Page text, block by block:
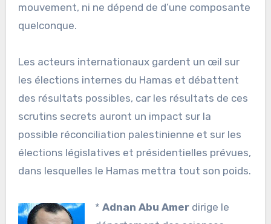
mouvement, ni ne dépend de d’une composante
quelconque.
Les acteurs internationaux gardent un œil sur
les élections internes du Hamas et débattent
des résultats possibles, car les résultats de ces
scrutins secrets auront un impact sur la
possible réconciliation palestinienne et sur les
élections législatives et présidentielles prévues,
dans lesquelles le Hamas mettra tout son poids.
* Adnan Abu Amerdirige le